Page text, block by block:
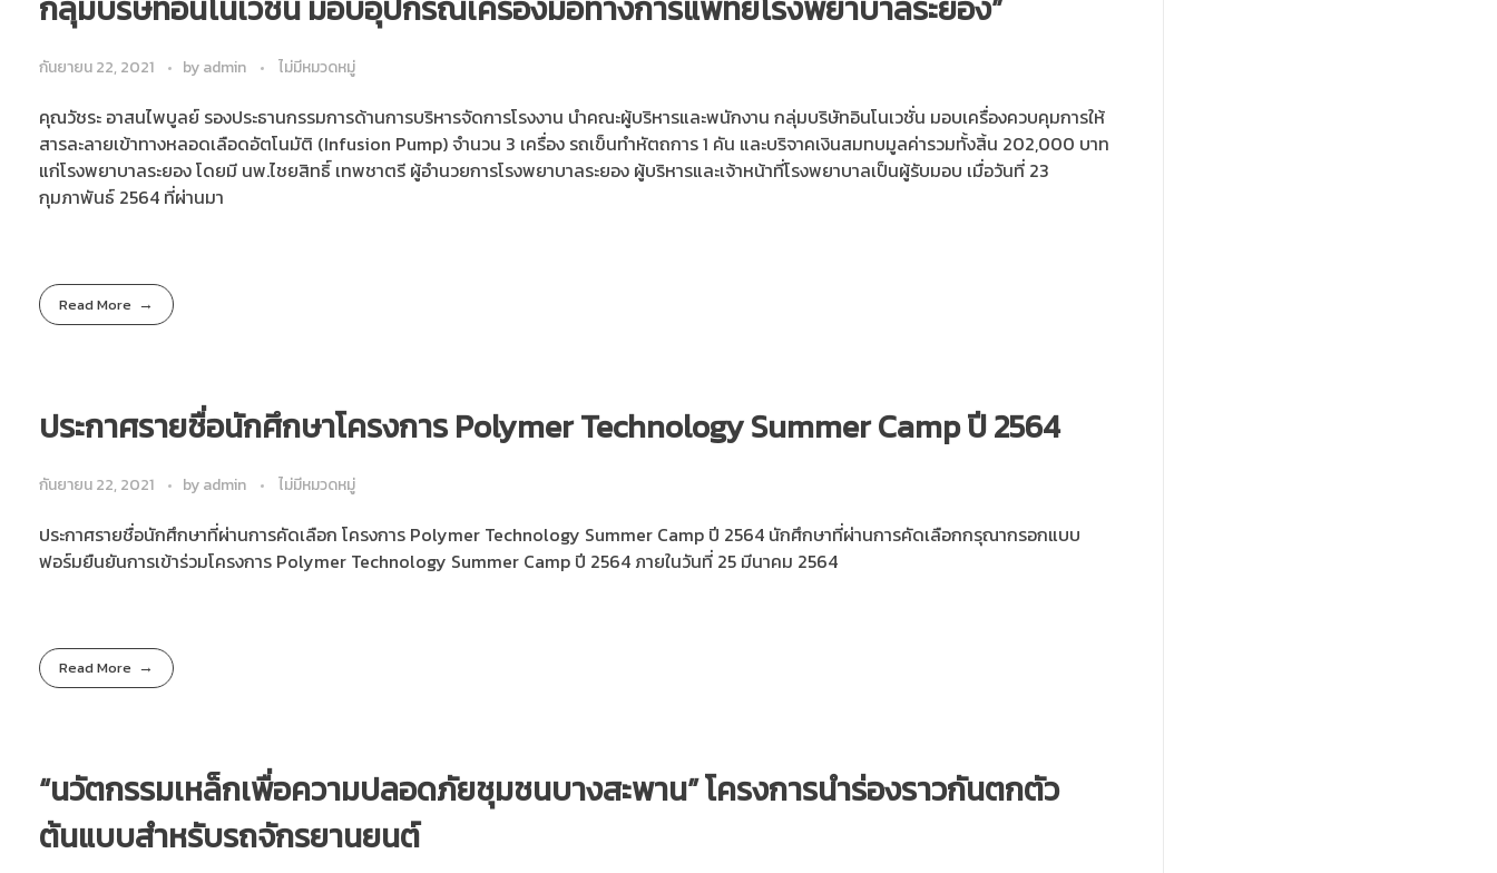
กลุ่มบริษัทอินโนเวชั่น มอบอุปกรณ์เครื่องมือทางการแพทย์โรงพยาบาลระยอง”
กันยายน 22, 2021 byadmin ไม่มีหมวดหมู่
คุณวัชระ อาสนไพบูลย์ รองประธานกรรมการด้านการบริหารจัดการโรงงาน นำคณะผู้บริหารและพนักงาน กลุ่มบริษัทอินโนเวชั่น มอบเครื่องควบคุมการให้
สารละลายเข้าทางหลอดเลือดอัตโนมัติ (Infusion Pump) จำนวน 3 เครื่อง รถเข็นทำหัตถการ 1 คัน และบริจาคเงินสมทบมูลค่ารวมทั้งสิ้น 202,000 บาท
แก่โรงพยาบาลระยอง โดยมี นพ.ไชยสิทธิ์ เทพชาตรี ผู้อำนวยการโรงพยาบาลระยอง ผู้บริหารและเจ้าหน้าที่โรงพยาบาลเป็นผู้รับมอบ เมื่อวันที่ 23
กุมภาพันธ์ 2564 ที่ผ่านมา
Read More
ประกาศรายชื่อนักศึกษาโครงการ Polymer Technology Summer Camp ปี 2564
กันยายน 22, 2021 byadmin ไม่มีหมวดหมู่
ประกาศรายชื่อนักศึกษาที่ผ่านการคัดเลือก โครงการ Polymer Technology Summer Camp ปี 2564 นักศึกษาที่ผ่านการคัดเลือกกรุณากรอกแบบ
ฟอร์มยืนยันการเข้าร่วมโครงการ Polymer Technology Summer Camp ปี 2564 ภายในวันที่ 25 มีนาคม 2564
Read More
“นวัตกรรมเหล็กเพื่อความปลอดภัยชุมชนบางสะพาน” โครงการนำร่องราวกันตกตัว
ต้นแบบสำหรับรถจักรยานยนต์